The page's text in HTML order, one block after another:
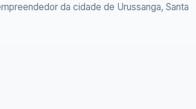
da cidade de Urussanga, Santa